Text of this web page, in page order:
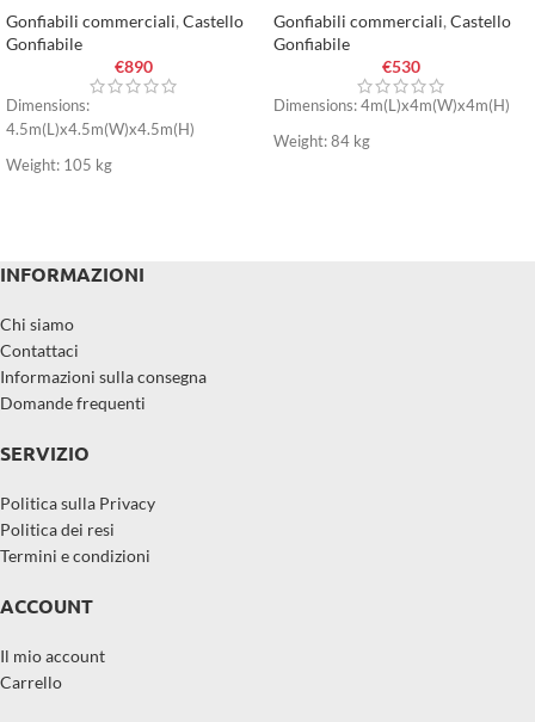
Gonfiabili commerciali, Castello
Gonfiabile
€890
Dimensions:
4.5m(L)x4.5m(W)x4.5m(H)
Weight: 105 kg
Gonfiabili commerciali, Castello
Gonfiabile
€530
Dimensions: 4m(L)x4m(W)x4m(H)
Weight: 84 kg
INFORMAZIONI
Chi siamo
Contattaci
Informazioni sulla consegna
Domande frequenti
SERVIZIO
Politica sulla Privacy
Politica dei resi
Termini e condizioni
ACCOUNT
Il mio account
Carrello